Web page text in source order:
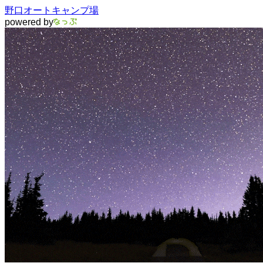
野口オートキャンプ場
powered by